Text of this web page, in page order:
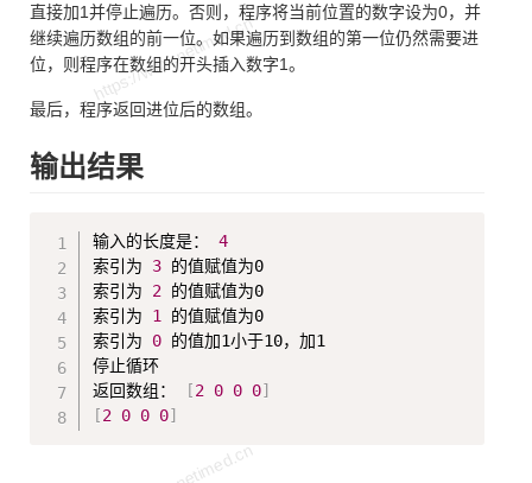
直接加1并停止遍历。否则，程序将当前位置的数字设为0，并
继续遍历数组的前一位。如果遍历到数组的第一位仍然需要进
位，则程序在数组的开头插入数字1。
最后，程序返回进位后的数组。
输出结果
输入的长度是： 4
索引为 3 的值赋值为0
索引为 2 的值赋值为0
索引为 1
的值赋值为0
索引为 0 的值加1小于10，加1
停止循环
返回数组：
[2 0 0 0]
[2 0 0 0]